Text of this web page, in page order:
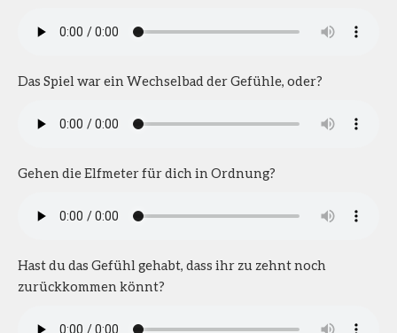
Das Spiel war ein Wechselbad der Gefühle, oder?
Gehen die Elfmeter für dich in Ordnung?
Hast du das Gefühl gehabt, dass ihr zu zehnt noch
zurückkommen könnt?